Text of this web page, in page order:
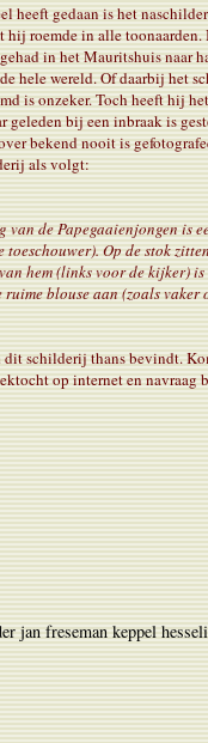
heeft gedaan is het
hij roemde in alle
in het Mauritshuis naar
hele wereld. Of daarbij het
is onzeker. Toch heeft hij
geleden bij een inbraak is
bekend nooit is
als volgt:
van de Papegaaienjongen is
Op de stok
hem (links voor de kijker)
blouse aan (zoals
schilderij thans bevindt.
op internet en
jan freseman keppel